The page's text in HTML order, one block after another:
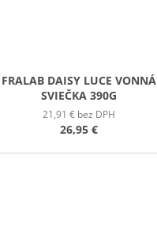
FRALAB DAISY LUCE VONNÁ
SVIEČKA 390G
21,91 € bez DPH
26,95 €